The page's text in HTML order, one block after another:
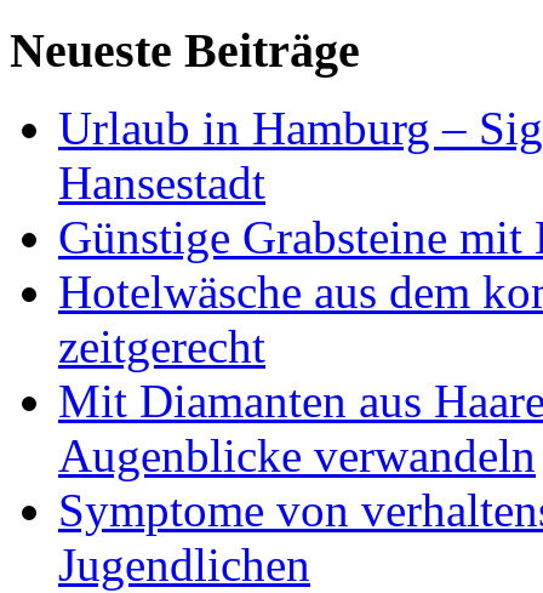
Neueste Beiträge
Urlaub in Hamburg –
Hansestadt
Günstige Grabsteine mit
Hotelwäsche aus dem
zeitgerecht
Mit Diamanten aus
Augenblicke verwandeln
Symptome von
Jugendlichen